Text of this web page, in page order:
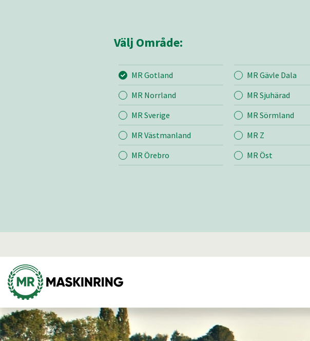
Mina sidor MR Gotland
Skog
Välj Område:
MR Gotland MR Gävle Dala
MR Norrland
MR Sjuhärad
MR Sverige
MR Sörmland
MR Västmanland
MR Z
MR Örebro
MR Öst